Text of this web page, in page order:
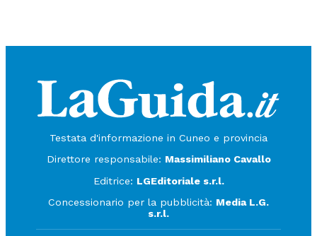
Testata d'informazione in Cuneo e provincia
Direttore responsabile: Massimiliano Cavallo
Editrice: LGEditoriale s.r.l.
Concessionario per la pubblicità: Media L.G.
s.r.l.